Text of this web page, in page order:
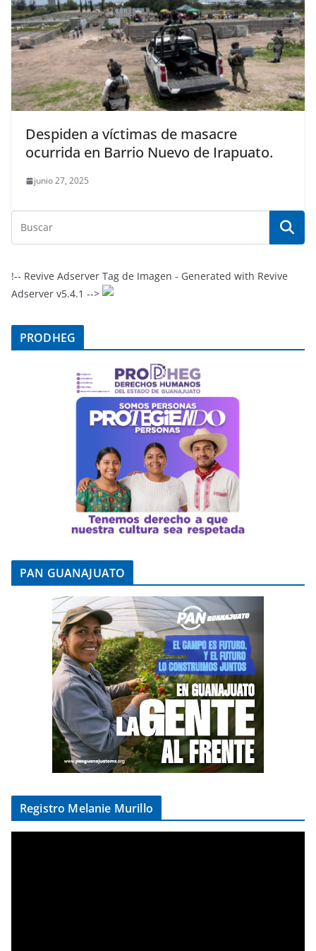
Despiden a víctimas de masacre
ocurrida en Barrio Nuevo de Irapuato.
junio 27, 2025
!-- Revive Adserver Tag de Imagen - Generated with Revive
Adserver v5.4.1 -->
PRODHEG
PAN GUANAJUATO
Registro Melanie Murillo